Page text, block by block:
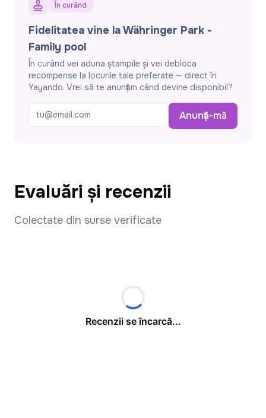
În curând
Fidelitatea vine la Währinger Park -
Family pool
În curând vei aduna ștampile și vei debloca
recompense la locurile tale preferate — direct în
Yayando. Vrei să te anunțăm când devine disponibil?
Anunță-mă
Evaluări și recenzii
Colectate din surse verificate
Recenzii se încarcă...